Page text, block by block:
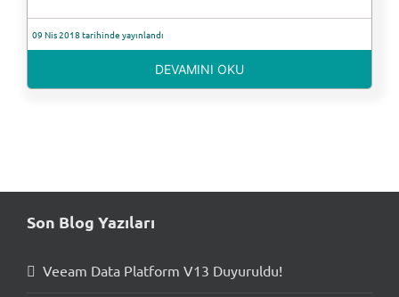
09 Nis 2018 tarihinde yayınlandı
DEVAMINI OKU
Son Blog Yazıları
Veeam Data Platform V13 Duyuruldu!